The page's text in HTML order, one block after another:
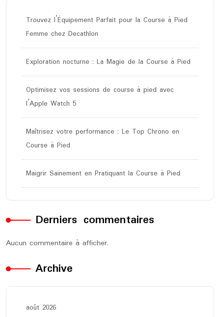
Trouvez l’Équipement Parfait pour la Course à Pied
Femme chez Decathlon
Exploration nocturne : La Magie de la Course à Pied
Optimisez vos sessions de course à pied avec
l’Apple Watch 5
Maîtrisez votre performance : Le Top Chrono en
Course à Pied
Maigrir Sainement en Pratiquant la Course à Pied
Derniers commentaires
Aucun commentaire à afficher.
Archive
août 2026